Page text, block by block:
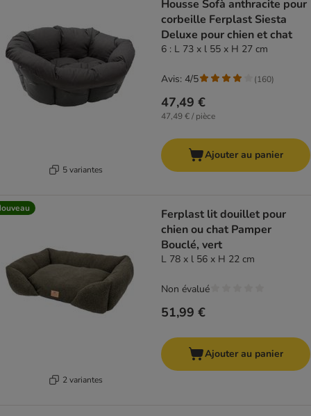
5 variantes
Housse Sofà anthracite pour
corbeille Ferplast Siesta
Deluxe pour chien et chat
6 : L 73 x l 55 x H 27 cm
47,49 €
47,49 € / pièce
Avis: 4/5 (160)
Ajouter au panier
2 variantes
Ferplast lit douillet pour
chien ou chat Pamper
Bouclé, vert
L 78 x l 56 x H 22 cm
51,99 €
Non évalué
Ajouter au panier